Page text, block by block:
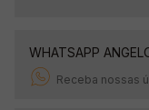
WHATSAPP
Receba nossas